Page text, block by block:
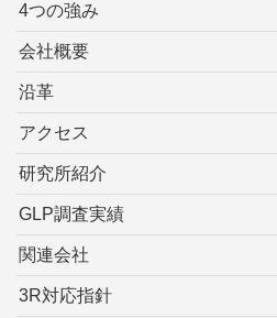
4つの強み
会社概要
沿革
アクセス
研究所紹介
GLP調査実績
関連会社
3R対応指針